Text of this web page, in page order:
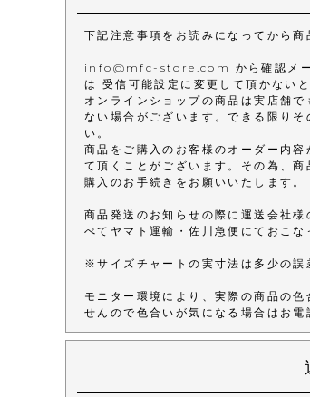
下記注意事項をお読みになってから
info@mfc-store.com から確認メー
は 受信可能設定に変更して頂かない
オンラインショップの商品は実店舗
ない場合がございます。できる限り
い。
商品をご購入のお客様のオーダー内
て頂くことがございます。その為、
購入のお手続きをお願いいたします。
商品発送のお知らせの際に運送会社
べてヤマト運輸・佐川急便にておこな
※サイズチャートの実寸法は多少の誤
モニター環境により、実際の商品の
せんので色合いが気になる場合はお